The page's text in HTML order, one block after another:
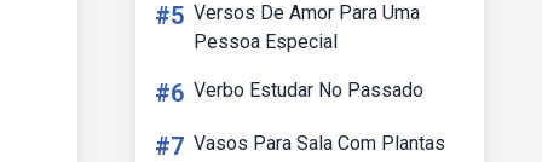
#5 Versos De Amor Para Uma
Pessoa Especial
#6 Verbo Estudar No Passado
#7 Vasos Para Sala Com Plantas